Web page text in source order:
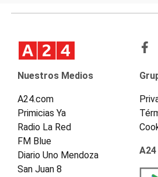
Nuestros Medios
A24.com
Primicias Ya
Radio La Red
FM Blue
Diario Uno Mendoza
San Juan 8